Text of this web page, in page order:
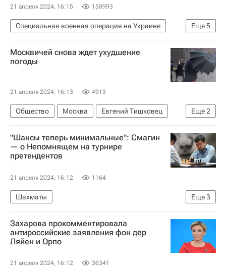
21 апреля 2024, 16:15 150993
Еще5
Специальная военная операция на Украине
В мире
Россия Украина
Сергей Шойгу
Вооруженные силы Украины
Москвичей снова ждет ухудшение
погоды
21 апреля 2024, 16:13 4913
Еще2
Общество Москва
Евгений Тишковец
Погода
Центр "Фобос"
"Шансы теперь минимальные": Смагин
— о Непомнящем на турнире
претендентов
21 апреля 2024, 16:12 1164
Еще3
Шахматы
Международная федерация шахмат (FIDE)
Ян Непомнящий
Сергей Смагин
Захарова прокомментировала
антироссийские заявления фон дер
Ляйен и Орпо
21 апреля 2024, 16:12 36341